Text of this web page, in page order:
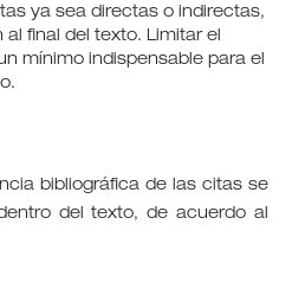
ya sea directas o indirectas,
final del texto. Limitar el
mínimo indispensable para el
bibliográfica de las citas se
del texto, de acuerdo al